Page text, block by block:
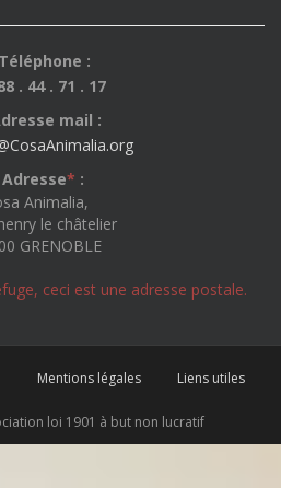
Téléphone :
. 44 . 71 . 17
mail :
* :
Animalia,
le châtelier
GRENOBLE
ceci est une adresse postale.
Mentions légales Liens utiles
loi 1901 à but non lucratif